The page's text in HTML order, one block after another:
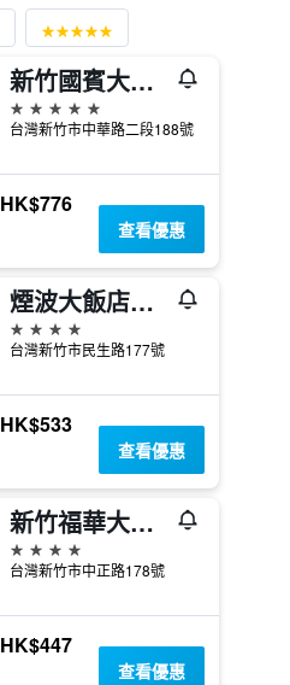
新竹國賓大飯店
5星級
台灣新竹市中華路二段188號
HK$776
查看優惠
煙波大飯店新竹都會館
4星級
台灣新竹市民生路177號
HK$533
查看優惠
新竹福華大飯店
4星級
台灣新竹市中正路178號
HK$447
查看優惠